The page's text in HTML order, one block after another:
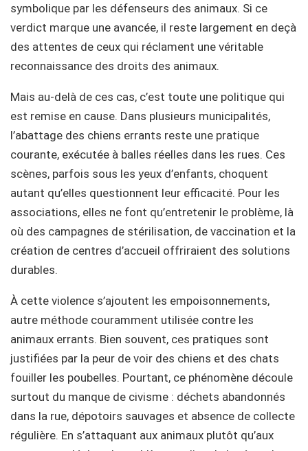
symbolique par les défenseurs des animaux. Si ce
verdict marque une avancée, il reste largement en deçà
des attentes de ceux qui réclament une véritable
reconnaissance des droits des animaux.
Mais au-delà de ces cas, c’est toute une politique qui
est remise en cause. Dans plusieurs municipalités,
l’abattage des chiens errants reste une pratique
courante, exécutée à balles réelles dans les rues. Ces
scènes, parfois sous les yeux d’enfants, choquent
autant qu’elles questionnent leur efficacité. Pour les
associations, elles ne font qu’entretenir le problème, là
où des campagnes de stérilisation, de vaccination et la
création de centres d’accueil offriraient des solutions
durables.
À cette violence s’ajoutent les empoisonnements,
autre méthode couramment utilisée contre les
animaux errants. Bien souvent, ces pratiques sont
justifiées par la peur de voir des chiens et des chats
fouiller les poubelles. Pourtant, ce phénomène découle
surtout du manque de civisme : déchets abandonnés
dans la rue, dépotoirs sauvages et absence de collecte
régulière. En s’attaquant aux animaux plutôt qu’aux